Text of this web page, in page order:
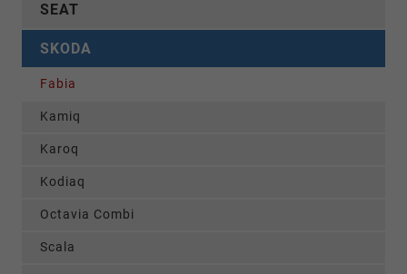
SEAT
SKODA
Fabia
Kamiq
Karoq
Kodiaq
Octavia Combi
Scala